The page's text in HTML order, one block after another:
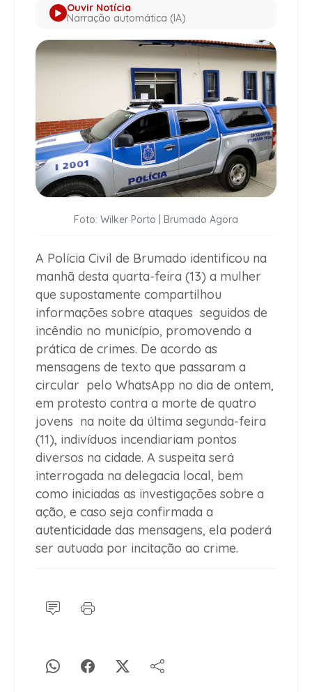
Ouvir Notícia
Narração automática (IA)
Foto: Wilker Porto | Brumado Agora
A Polícia Civil de Brumado identificou na
manhã desta quarta-feira (13) a mulher
que supostamente compartilhou
informações sobre ataques seguidos de
incêndio no município, promovendo a
prática de crimes. De acordo as
mensagens de texto que passaram a
circular pelo WhatsApp no dia de ontem,
em protesto contra a morte de quatro
jovens na noite da última segunda-feira
(11), indivíduos incendiariam pontos
diversos na cidade. A suspeita será
interrogada na delegacia local, bem
como iniciadas as investigações sobre a
ação, e caso seja confirmada a
autenticidade das mensagens, ela poderá
ser autuada por incitação ao crime.